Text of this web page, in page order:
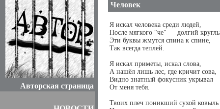
Авторская страница
Человек
Я искал человека среди людей,
После мягкого "че" — долгий
Эти буквы жмутся спина к спине,
Так всегда теплей.
Я искал приметы, искал слова,
А нашёл лишь лес, где кричит сова,
Видно знатный фокусник укрывал
От меня тебя.
Твоих плеч поникший сухой ковыль